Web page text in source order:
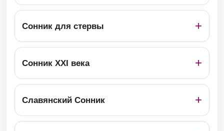
Сонник для стервы
Сонник ХХІ века
Славянский Сонник